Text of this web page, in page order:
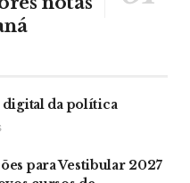
da política
para Vestibular 2027